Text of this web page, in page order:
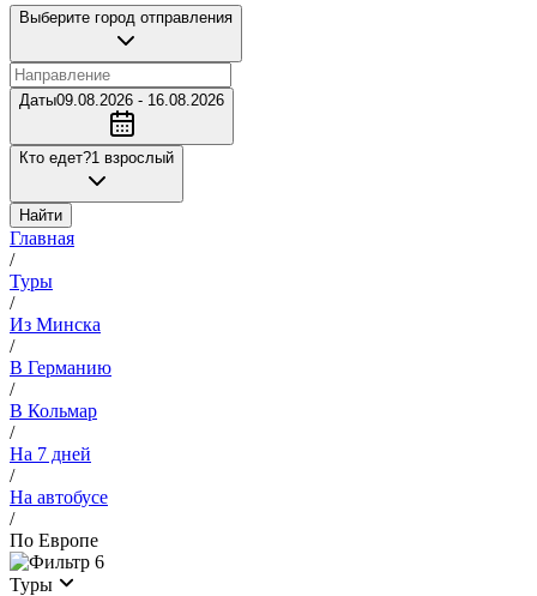
Выберите город отправления
Даты09.08.2026 - 16.08.2026
Кто едет?1 взрослый
Найти
Главная
/
Туры
/
Из Минска
/
В Германию
/
В Кольмар
/
На 7 дней
/
На автобусе
/
По Европе
6
Туры